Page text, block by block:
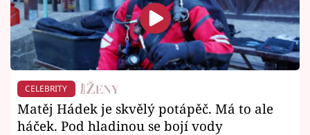
CELEBRITY
Matěj Hádek je skvělý potápěč. Má to ale
háček. Pod hladinou se bojí vody